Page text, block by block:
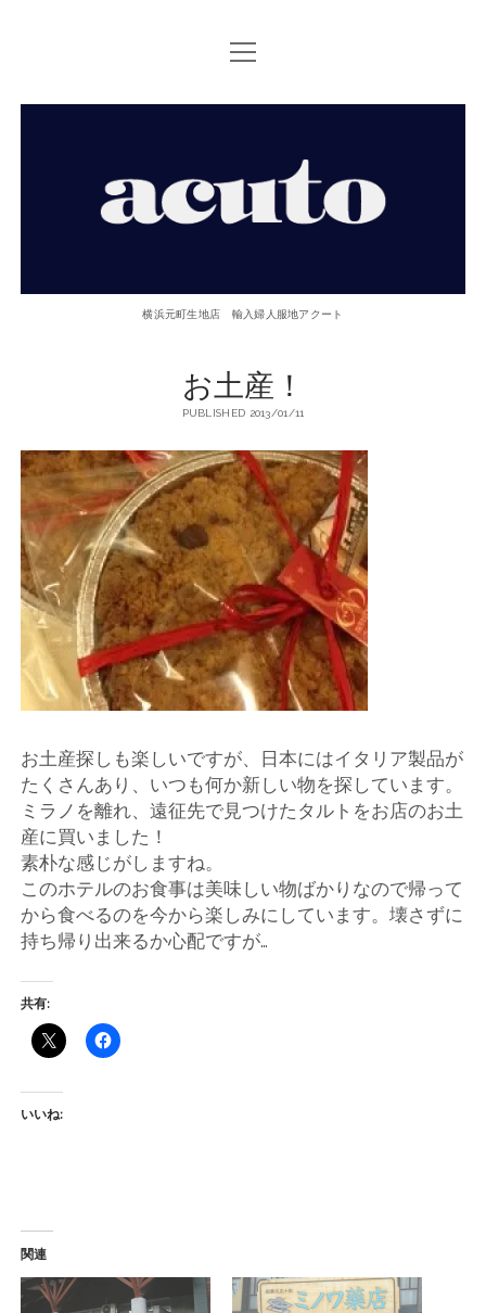
TOP PAGE
ACUTOについて
open
menu
元
地
店
輸
入
婦
人
服
地
ア
ク
ー
ト
横浜元町生地店 輸入婦人服地アクート
お土産！
PUBLISHED 2013/01/11
お土産探しも楽しいですが、日本にはイタリア製品が
たくさんあり、いつも何か新しい物を探しています。
ミラノを離れ、遠征先で見つけたタルトをお店のお土
産に買いました！
素朴な感じがしますね。
このホテルのお食事は美味しい物ばかりなので帰って
から食べるのを今から楽しみにしています。壊さずに
持ち帰り出来るか心配ですが…
共有:
いいね:
関連